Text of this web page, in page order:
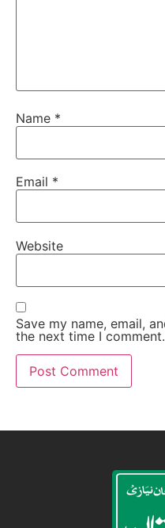
Name *
Email *
Website
Save my name, email,
the next time I comment.